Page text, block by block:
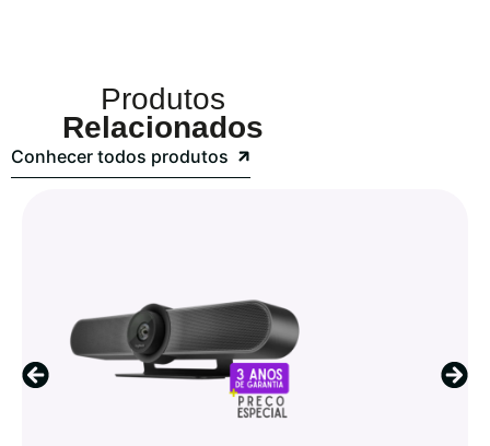
Produtos
Relacionados
Conhecer todos produtos